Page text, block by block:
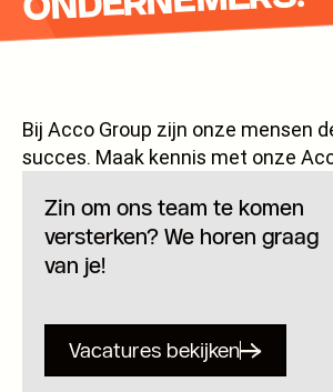
Bij Acco Group zijn onze mensen
succes. Maak kennis met onze
Zin om ons team te komen
versterken? We horen graag
van je!
Vacatures bekijken